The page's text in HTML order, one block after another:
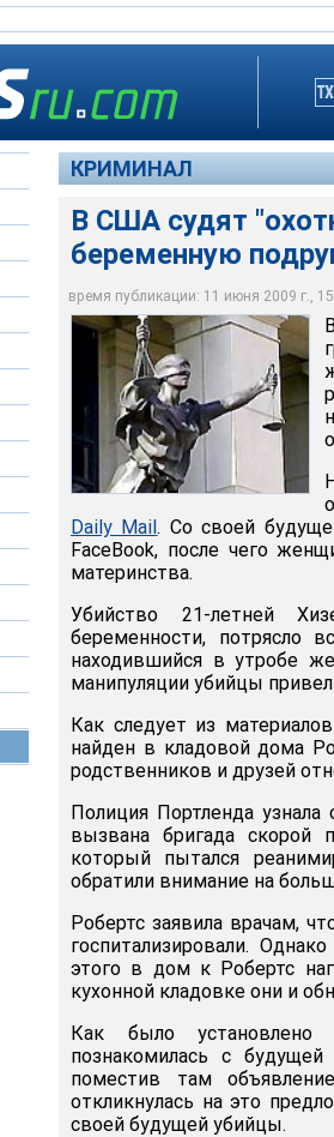
КРИМИНАЛ
В США судят
беременную
время публикации: 11 июня 2009 г.,
В США судят "охотницу за
плод
НТВ
Daily Mail. Со своей
FaceBook, после чего
материнства.
Убийство 21-летней
беременности, потрясло
находившийся в утробе
манипуляции убийцы
Как следует из
найден в кладовой дома
родственников и друзей
Полиция Портленда
вызвана бригада скорой
который пытался
обратили внимание на
Робертс заявила врачам,
госпитализировали.
этого в дом к Робертс
кухонной кладовке они и
Как было установлено
познакомилась с будущей
поместив там
откликнулась на это
своей будущей убийцы.